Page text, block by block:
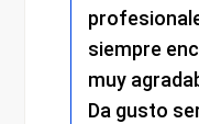
siempre
muy
Da gusto